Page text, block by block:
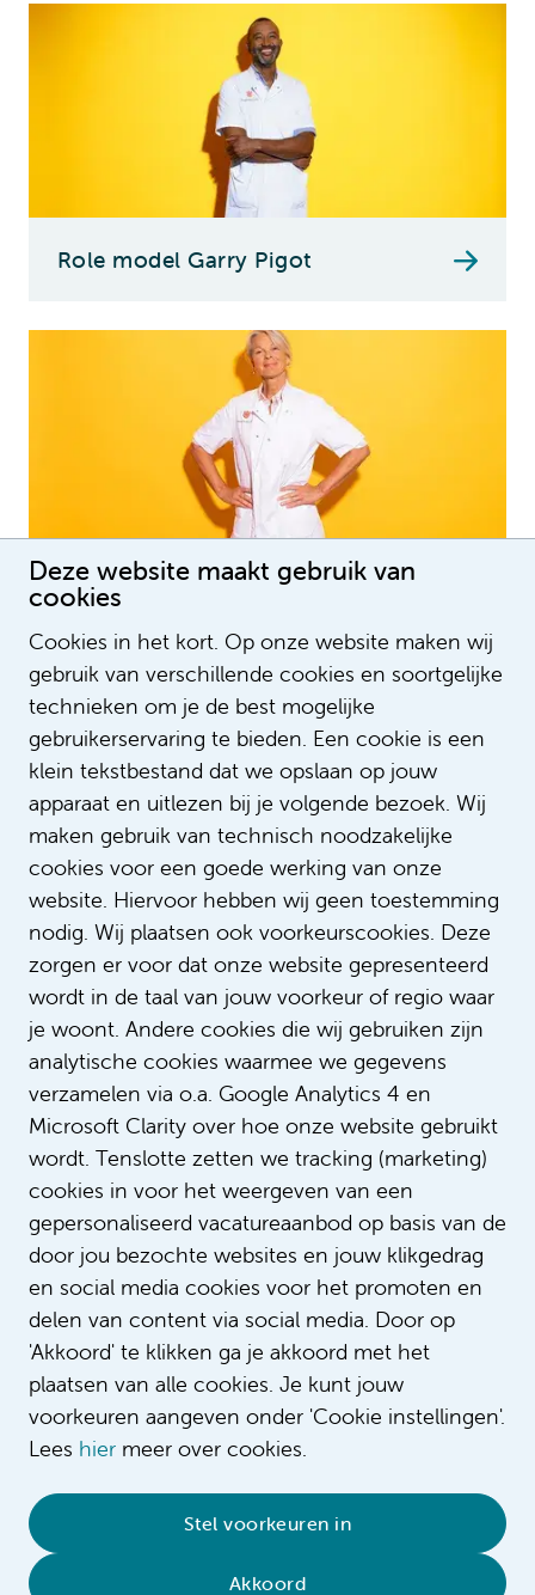
Deze website maakt gebruik van
cookies
Cookies in het kort. Op onze website maken wij
gebruik van verschillende cookies en soortgelijke
technieken om je de best mogelijke
gebruikerservaring te bieden. Een cookie is een
klein tekstbestand dat we opslaan op jouw
apparaat en uitlezen bij je volgende bezoek. Wij
maken gebruik van technisch noodzakelijke
cookies voor een goede werking van onze
website. Hiervoor hebben wij geen toestemming
nodig. Wij plaatsen ook voorkeurscookies. Deze
zorgen er voor dat onze website gepresenteerd
wordt in de taal van jouw voorkeur of regio waar
je woont. Andere cookies die wij gebruiken zijn
analytische cookies waarmee we gegevens
verzamelen via o.a. Google Analytics 4 en
Microsoft Clarity over hoe onze website gebruikt
wordt. Tenslotte zetten we tracking (marketing)
cookies in voor het weergeven van een
gepersonaliseerd vacatureaanbod op basis van de
door jou bezochte websites en jouw klikgedrag
en social media cookies voor het promoten en
delen van content via social media. Door op
'Akkoord' te klikken ga je akkoord met het
plaatsen van alle cookies. Je kunt jouw
voorkeuren aangeven onder 'Cookie instellingen'.
Lees hier meer over cookies.
Stel voorkeuren in
Akkoord
Role model Garry Pigot
Role model Yolande Appelman
Role model Mai Chin A Paw
Role model Astrid Bijl
© 2026 Amsterdam UMC
•
• Complaint/feedback